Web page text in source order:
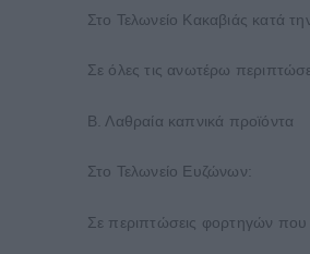
Στο Τελωνείο Κακαβιάς κατά
Σε όλες τις ανωτέρω
Β. Λαθραία καπνικά προϊόντα
Στο Τελωνείο Ευζώνων:
Σε περιπτώσεις φορτηγών που